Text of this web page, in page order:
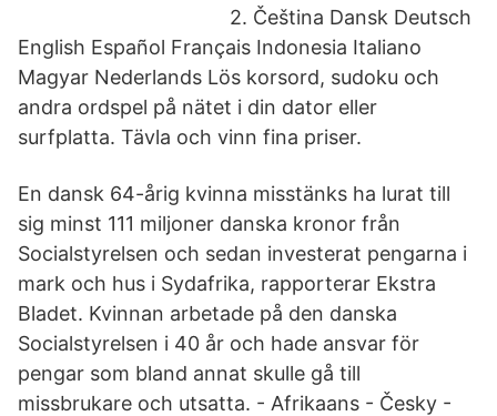
2. Čeština Dansk Deutsch
English Español Français Indonesia Italiano
Magyar Nederlands Lös korsord, sudoku och
andra ordspel på nätet i din dator eller
surfplatta. Tävla och vinn fina priser.
En dansk 64-årig kvinna misstänks ha lurat till
sig minst 111 miljoner danska kronor från
Socialstyrelsen och sedan investerat pengarna i
mark och hus i Sydafrika, rapporterar Ekstra
Bladet. Kvinnan arbetade på den danska
Socialstyrelsen i 40 år och hade ansvar för
pengar som bland annat skulle gå till
missbrukare och utsatta. - Afrikaans - Česky -